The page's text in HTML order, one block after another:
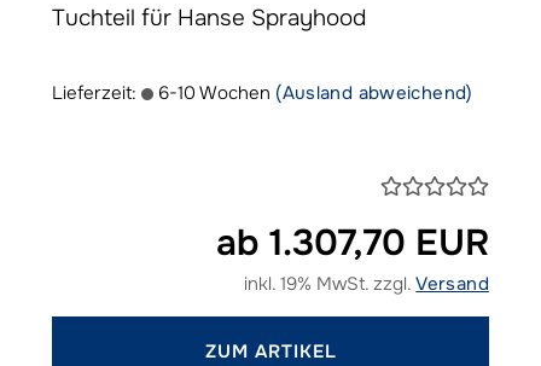
Tuchteil für Hanse Sprayhood
Lieferzeit: 6-10 Wochen (Ausland abweichend)
ab 1.307,70 EUR
inkl. 19% MwSt. zzgl.Versand
ZUM ARTIKEL